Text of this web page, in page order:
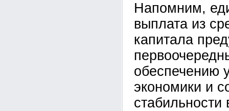
Напомним,
выплата из
капитала
обеспечению
экономики и
стабильности